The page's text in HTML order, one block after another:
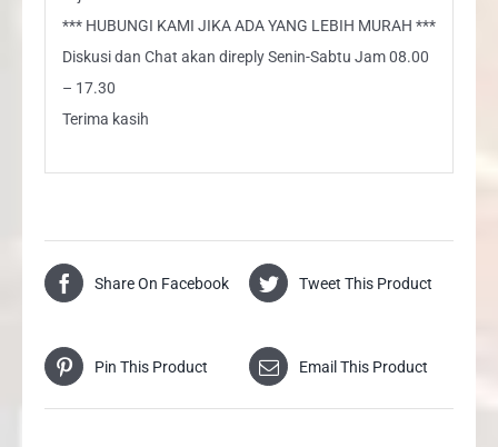
*** HUBUNGI KAMI JIKA ADA YANG LEBIH MURAH ***
Diskusi dan Chat akan direply Senin-Sabtu Jam 08.00
– 17.30
Terima kasih
Share On Facebook Tweet This Product
Pin This Product Email This Product